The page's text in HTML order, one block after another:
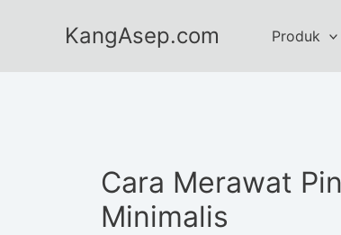
KangAsep.com Produk
Cara Merawat
Minimalis